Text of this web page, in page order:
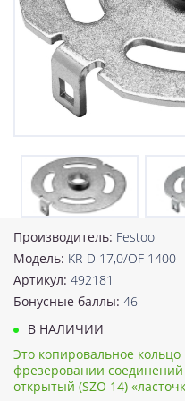
Производитель: Festool
Модель: KR-D 17,0/OF 1400
Артикул: 492181
Бонусные баллы: 46
В НАЛИЧИИ
Это копировальное кольцо
фрезеровании
открытый (SZO 14)